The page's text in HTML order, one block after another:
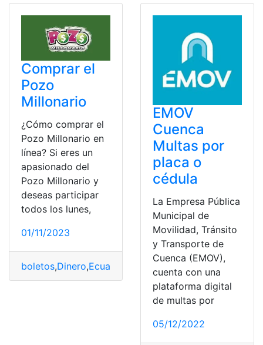
Comprar el
Pozo
Millonario
¿Cómo comprar el
Pozo Millonario en
línea? Si eres un
apasionado del
Pozo Millonario y
deseas participar
todos los lunes,
01/11/2023
boletos,Dinero,Ecuador Loteria Nacional
EMOV
Cuenca
Multas por
placa o
cédula
La Empresa Pública
Municipal de
Movilidad, Tránsito
y Transporte de
Cuenca (EMOV),
cuenta con una
plataforma digital
de multas por
05/12/2022